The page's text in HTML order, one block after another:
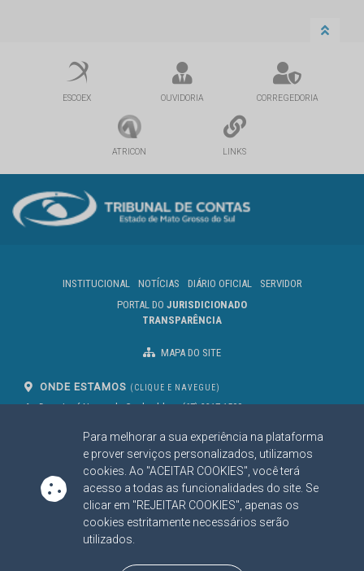
Para melhorar a sua experiência na plataforma
e prover serviços personalizados, utilizamos
cookies. Ao "ACEITAR COOKIES", você terá
acesso a todas as funcionalidades do site. Se
clicar em "REJEITAR COOKIES", apenas os
cookies estritamente necessários serão
utilizados.
ESCOEX OUVIDORIA CORREGEDORIA
ATRICON LINKS
INSTITUCIONAL NOTÍCIAS DIÁRIO OFICIAL
SERVIDOR
PORTAL DO JURISDICIONADO
TRANSPARÊNCIA
MAPA DO SITE
ONDE ESTAMOS (CLIQUE E NAVEGUE)
Av. Des. José Nunes da Cunha, bloco
Campo Grande/MS
CEP: 79031-310
(67) 3317-1500
SIGA NOSSAS REDES SOCIAIS
Linked InYoutube
Facebook
X